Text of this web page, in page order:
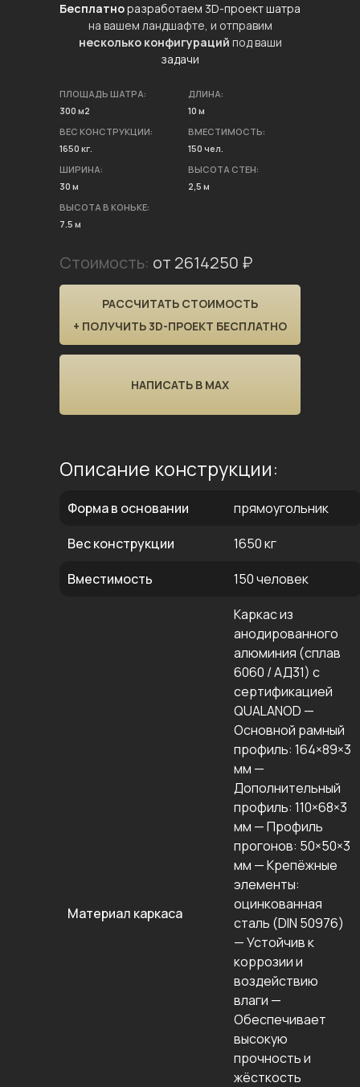
Бесплатноразработаем 3D-проект шатра
на вашем ландшафте, и отправим
несколько конфигураций под ваши
задачи
ПЛОЩАДЬ ШАТРА:
300 м2
ДЛИНА:
10 м
ВЕС КОНСТРУКЦИИ:
1650 кг.
ВМЕСТИМОСТЬ:
150 чел.
ШИРИНА:
30 м
ВЫСОТА СТЕН:
2,5 м
ВЫСОТА В КОНЬКЕ:
7.5 м
Стоимость: от 2614250 ₽
РАССЧИТАТЬ СТОИМОСТЬ
+ ПОЛУЧИТЬ 3D-ПРОЕКТ БЕСПЛАТНО
НАПИСАТЬ В MAX
Описание конструкции:
Форма в основании
прямоугольник
Вес конструкции
1650 кг
Вместимость
150 человек
Материал каркаса
Каркас из
анодированного
алюминия (сплав
6060 / АД31) с
сертификацией
QUALANOD —
Основной рамный
профиль: 164×89×3
мм —
Дополнительный
профиль: 110×68×3
мм — Профиль
прогонов: 50×50×3
мм — Крепёжные
элементы:
оцинкованная
сталь (DIN 50976)
— Устойчив к
коррозии и
воздействию
влаги —
Обеспечивает
высокую
прочность и
жёсткость